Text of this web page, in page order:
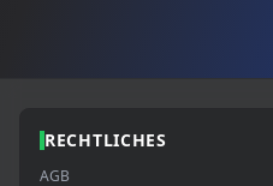
RECHTLICHES
AGB